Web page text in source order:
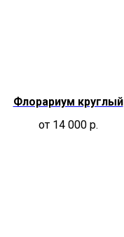
Флорариум круглый
от 14 000 р.